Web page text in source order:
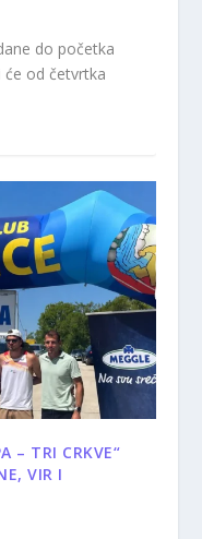
do početka
će od četvrtka
– TRI CRKVE“
VIR I